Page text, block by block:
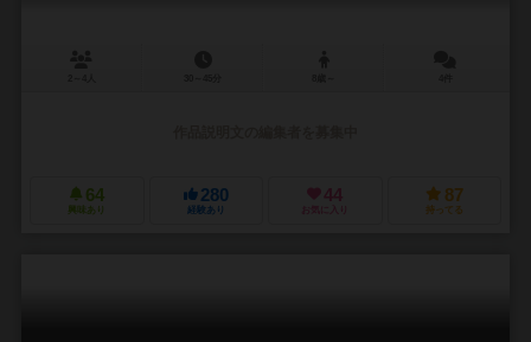
64
興味あり
280
経験あり
44
お気に入り
87
持ってる